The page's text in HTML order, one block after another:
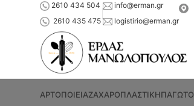
2610 434 504
2610 435 475
info@erman.gr
logistirio@erman.gr
ΑΡΤΟΠΟΙΕΙΑΖΑΧΑΡΟΠΛΑΣΤΙΚΗΠΑΓΩΤΟ